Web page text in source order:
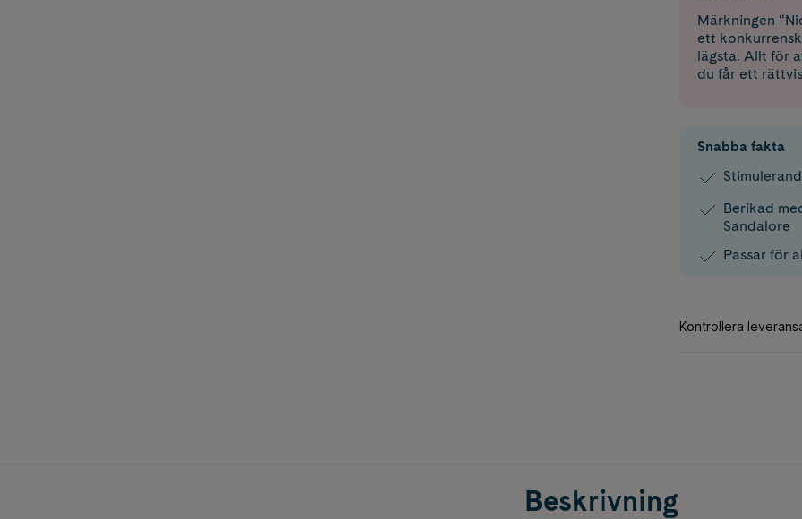
Märkningen
ett
lägsta. Allt för
du får ett
Snabba fakta
Berikad
Sandalore
Passar för
Beskrivning